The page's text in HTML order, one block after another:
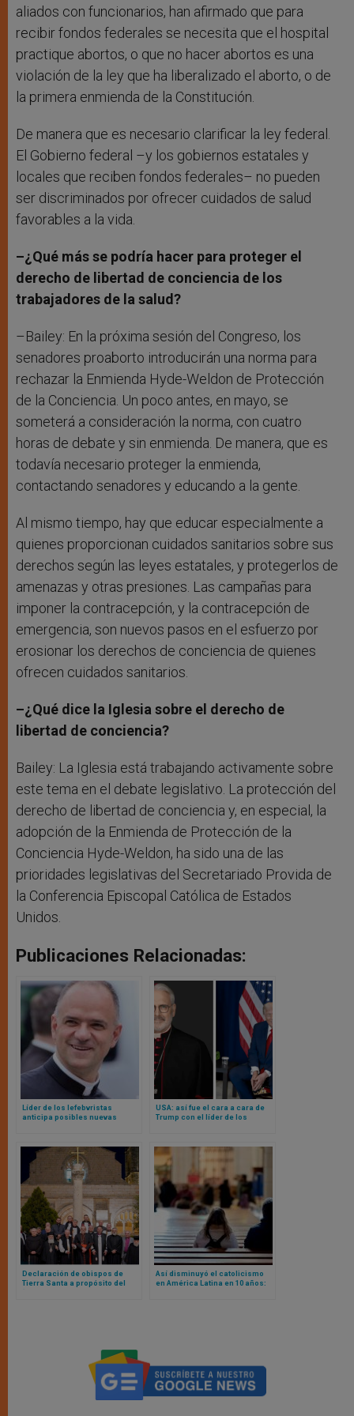
aliados con funcionarios, han afirmado que para
recibir fondos federales se necesita que el hospital
practique abortos, o que no hacer abortos es una
violación de la ley que ha liberalizado el aborto, o de
la primera enmienda de la Constitución.
De manera que es necesario clarificar la ley federal.
El Gobierno federal –y los gobiernos estatales y
locales que reciben fondos federales– no pueden
ser discriminados por ofrecer cuidados de salud
favorables a la vida.
–¿Qué más se podría hacer para proteger el
derecho de libertad de conciencia de los
trabajadores de la salud?
–Bailey: En la próxima sesión del Congreso, los
senadores proaborto introducirán una norma para
rechazar la Enmienda Hyde-Weldon de Protección
de la Conciencia. Un poco antes, en mayo, se
someterá a consideración la norma, con cuatro
horas de debate y sin enmienda. De manera, que es
todavía necesario proteger la enmienda,
contactando senadores y educando a la gente.
Al mismo tiempo, hay que educar especialmente a
quienes proporcionan cuidados sanitarios sobre sus
derechos según las leyes estatales, y protegerlos de
amenazas y otras presiones. Las campañas para
imponer la contracepción, y la contracepción de
emergencia, son nuevos pasos en el esfuerzo por
erosionar los derechos de conciencia de quienes
ofrecen cuidados sanitarios.
–¿Qué dice la Iglesia sobre el derecho de
libertad de conciencia?
Bailey: La Iglesia está trabajando activamente sobre
este tema en el debate legislativo. La protección del
derecho de libertad de conciencia y, en especial, la
adopción de la Enmienda de Protección de la
Conciencia Hyde-Weldon, ha sido una de las
prioridades legislativas del Secretariado Provida de
la Conferencia Episcopal Católica de Estados
Unidos.
Publicaciones Relacionadas:
Líder de los lefebvristas
anticipa posibles nuevas
comunión
USA: así fue el cara a cara de
Trump con el líder de los
Declaración de obispos de
Tierra Santa a propósito del
Así disminuyó el catolicismo
en América Latina en 10 años: